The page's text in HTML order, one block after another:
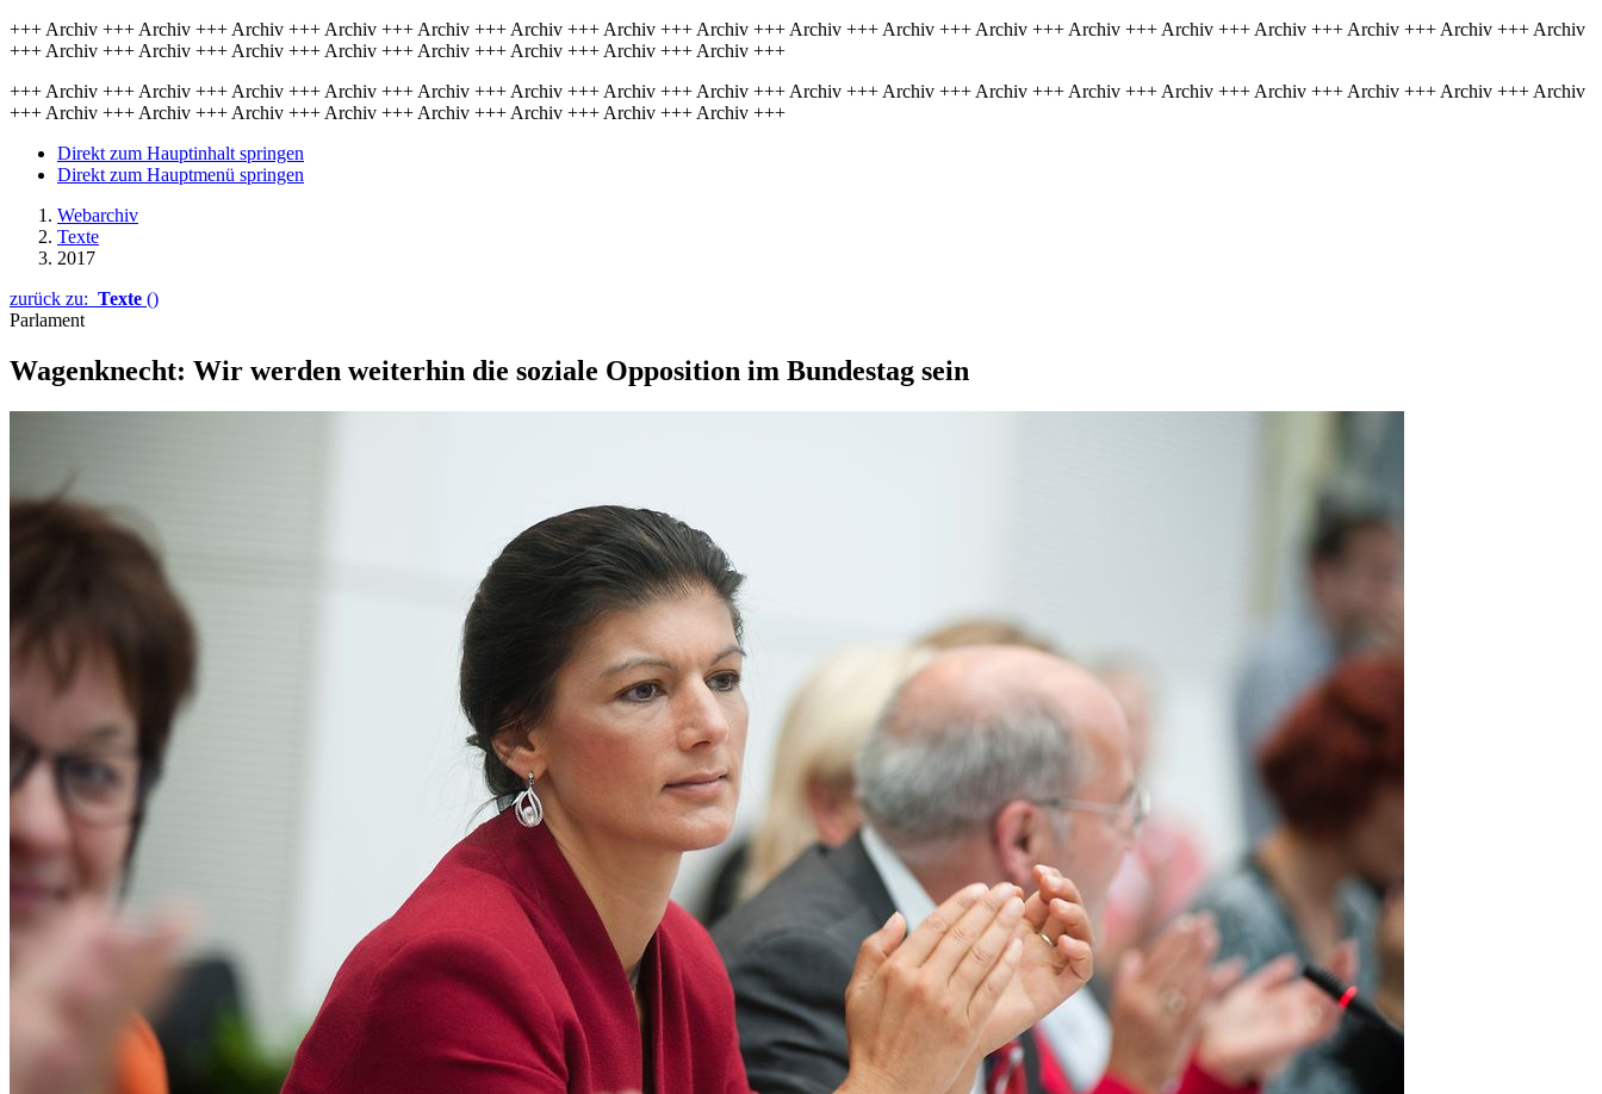
+++ Archiv +++ Archiv +++ Archiv +++ Archiv +++ Archiv +++ Archiv +++ Archiv +++ Archiv +++ Archiv +++ Archiv +++ Archiv +++ Archiv +++ Archiv +++ Archiv +++ Archiv +++ Archiv +++ Archiv
+++ Archiv +++ Archiv +++ Archiv +++ Archiv +++ Archiv +++ Archiv +++ Archiv +++ Archiv +++
+++ Archiv +++ Archiv +++ Archiv +++ Archiv +++ Archiv +++ Archiv +++ Archiv +++ Archiv +++ Archiv +++ Archiv +++ Archiv +++ Archiv +++ Archiv +++ Archiv +++ Archiv +++ Archiv +++ Archiv
+++ Archiv +++ Archiv +++ Archiv +++ Archiv +++ Archiv +++ Archiv +++ Archiv +++ Archiv +++
Direkt zum Hauptinhalt springen
Direkt zum Hauptmenü springen
Webarchiv
Texte
2017
zurück zu: Texte ()
Parlament
Wagenknecht: Wir werden weiter­hin die soziale Oppo­sition im Bundes­tag sein